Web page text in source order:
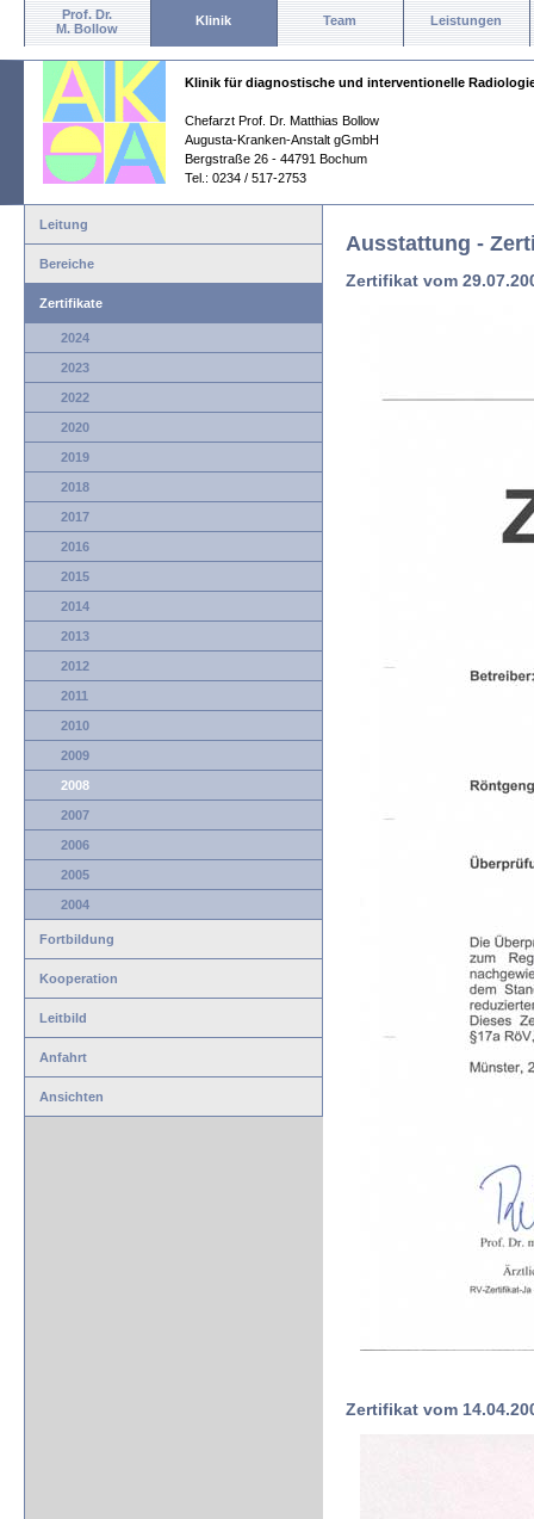
Prof. Dr.
M. Bollow
Klinik Team Leistungen
Klinik für diagnostische und interventionelle
Chefarzt Prof. Dr. Matthias Bollow
Augusta-Kranken-Anstalt gGmbH
Bergstraße 26 - 44791 Bochum
Tel.: 0234 / 517-2753
Leitung
Bereiche
Zertifikate
2024
2023
2022
2020
2019
2018
2017
2016
2015
2014
2013
2012
2011
2010
2009
2008
2007
2006
2005
2004
Fortbildung
Kooperation
Leitbild
Anfahrt
Ansichten
Ausstattung -
Zertifikat vom
Zertifikat vom